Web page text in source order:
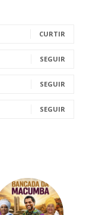
CURTIR
SEGUIR
SEGUIR
SEGUIR